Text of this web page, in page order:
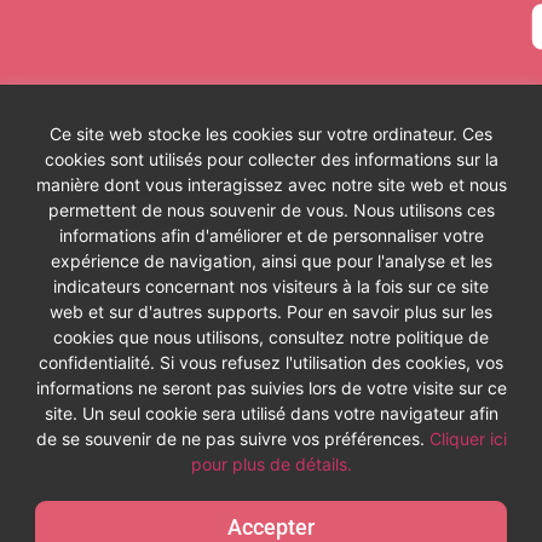
Ce site web stocke les cookies sur votre ordinateur. Ces
cookies sont utilisés pour collecter des informations sur la
manière dont vous interagissez avec notre site web et nous
permettent de nous souvenir de vous. Nous utilisons ces
informations afin d'améliorer et de personnaliser votre
expérience de navigation, ainsi que pour l'analyse et les
indicateurs concernant nos visiteurs à la fois sur ce site
web et sur d'autres supports. Pour en savoir plus sur les
cookies que nous utilisons, consultez notre politique de
confidentialité. Si vous refusez l'utilisation des cookies, vos
informations ne seront pas suivies lors de votre visite sur ce
site. Un seul cookie sera utilisé dans votre navigateur afin
de se souvenir de ne pas suivre vos préférences. Cliquer ici
pour plus de détails.
Accepter
Les cours
Les séries
Les témoignages
Les abonnements
Formation de prof de yoga
Copyright © 2020-2030 | https://studio.diva-yoga.com |
Tous droits réservés
403 Forbidden